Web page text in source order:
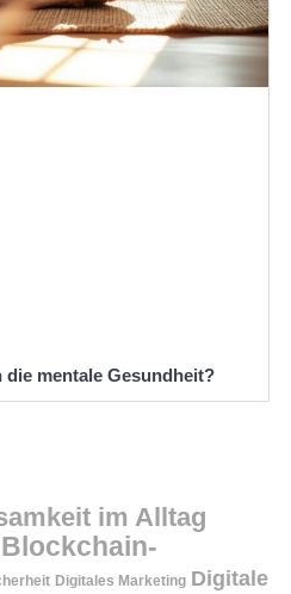
mentale Gesundheit?
im Alltag
Blockchain-
Digitales Marketing Digitale